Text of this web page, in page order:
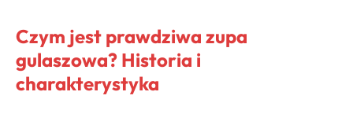
Czym jest prawdziwa zupa
gulaszowa? Historia i
charakterystyka